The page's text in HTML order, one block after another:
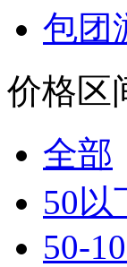
包团
价格区
全部
50以
50-